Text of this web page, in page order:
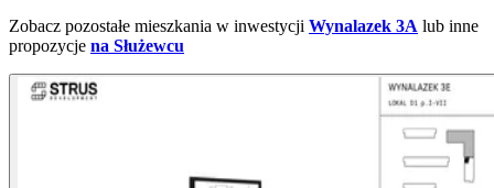
Zobacz pozostałe mieszkania w inwestycji Wynalazek 3A lub inne
propozycje na Służewcu